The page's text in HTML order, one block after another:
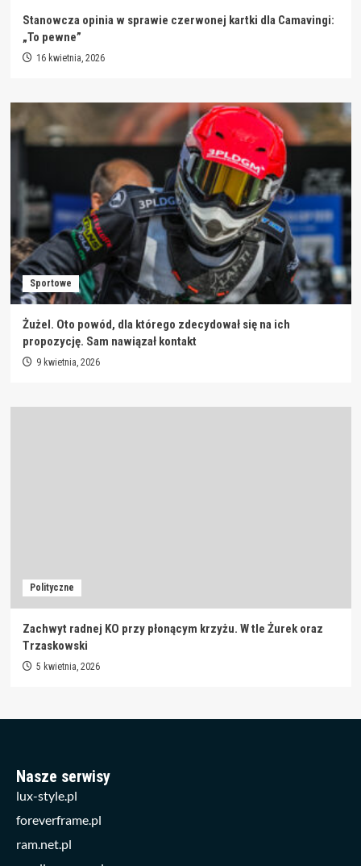
Stanowcza opinia w sprawie czerwonej kartki dla Camavingi:
„To pewne”
16 kwietnia, 2026
Sportowe
Żużel. Oto powód, dla którego zdecydował się na ich
propozycję. Sam nawiązał kontakt
9 kwietnia, 2026
Polityczne
Zachwyt radnej KO przy płonącym krzyżu. W tle Żurek oraz
Trzaskowski
5 kwietnia, 2026
Nasze serwisy
lux-style.pl
foreverframe.pl
ram.net.pl